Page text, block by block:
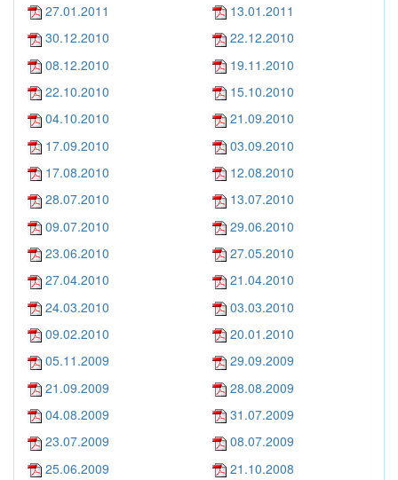
27.01.2011
13.01.2011
30.12.2010
22.12.2010
08.12.2010
19.11.2010
22.10.2010
15.10.2010
04.10.2010
21.09.2010
17.09.2010
03.09.2010
17.08.2010
12.08.2010
28.07.2010
13.07.2010
09.07.2010
29.06.2010
23.06.2010
27.05.2010
27.04.2010
21.04.2010
24.03.2010
03.03.2010
09.02.2010
20.01.2010
05.11.2009
29.09.2009
21.09.2009
28.08.2009
04.08.2009
31.07.2009
23.07.2009
08.07.2009
25.06.2009
21.10.2008